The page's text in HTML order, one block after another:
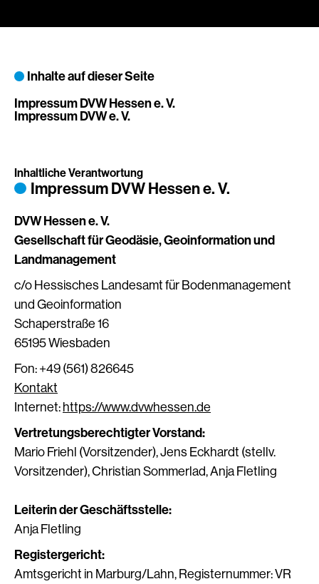
Inhalte auf dieser Seite
Impressum DVW Hessen e. V.
Impressum DVW e. V.
Impressum DVW Hessen e. V.
Inhaltliche Verantwortung
DVW Hessen e. V.
Gesellschaft für Geodäsie, Geoinformation und
Landmanagement
c/o Hessisches Landesamt für Bodenmanagement
und Geoinformation
Schaperstraße 16
65195 Wiesbaden
Fon: +49 (561) 826645
Kontakt
Internet:https://www.dvwhessen.de
Vertretungsberechtigter Vorstand:
Mario Friehl (Vorsitzender), Jens Eckhardt (stellv.
Vorsitzender), Christian Sommerlad, Anja Fletling
Leiterin der Geschäftsstelle:
Anja Fletling
Registergericht:
Amtsgericht in Marburg/Lahn, Registernummer: VR